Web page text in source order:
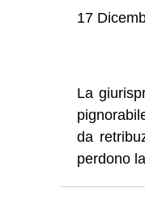
17
La
da
perdono